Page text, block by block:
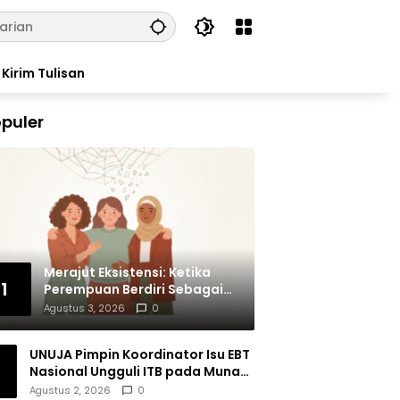
Kirim Tulisan
1
Merajut Eksistensi: Ketika
Perempuan Berdiri Sebagai
Subjek
Agustus 3, 2026 0
UNUJA Pimpin Koordinator Isu EBT
Nasional Ungguli ITB pada Munas
BEM SI XIX
Agustus 2, 2026 0